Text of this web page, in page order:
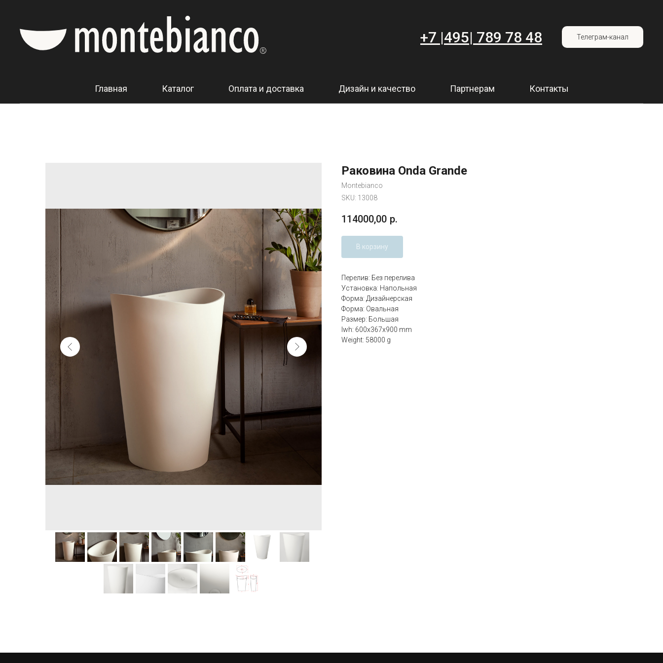
+7 |495| 789 78 48 Телеграм-канал
Главная Каталог Оплата и доставка Дизайн и качество Партнерам Контакты
Раковина Onda Grande
Montebianco
SKU: 13008
114000,00 р.
В корзину
Перелив: Без перелива
Установка: Напольная
Форма: Дизайнерская
Форма: Овальная
Размер: Большая
lwh: 600x367x900 mm
Weight: 58000 g